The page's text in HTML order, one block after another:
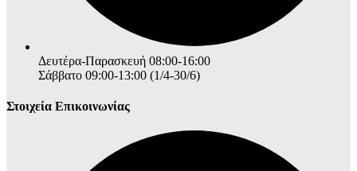
Δευτέρα-Παρασκευή 08:00-16:00
Σάββατο 09:00-13:00 (1/4-30/6)
Στοιχεία Επικοινωνίας